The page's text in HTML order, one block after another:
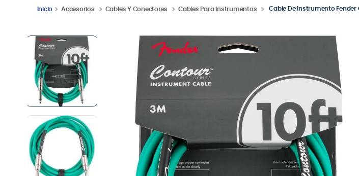
Accesorios Cables Y Conectores Cables Para Instrumentos Cable De Instrumento